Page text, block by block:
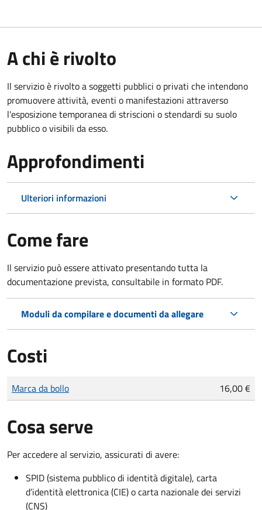
A chi è rivolto
Il servizio è rivolto a soggetti pubblici o privati che intendono
promuovere attività, eventi o manifestazioni attraverso
l'esposizione temporanea di striscioni o stendardi su suolo
pubblico o visibili da esso.
Approfondimenti
Ulteriori informazioni
Come fare
Il servizio può essere attivato presentando tutta la
documentazione prevista, consultabile in formato PDF.
Moduli da compilare e documenti da allegare
Costi
Tipo di pagamento
Importo
Marca da bollo 16,00 €
Cosa serve
Per accedere al servizio, assicurati di avere:
SPID (sistema pubblico di identità digitale), carta
d’identità elettronica (CIE) o carta nazionale dei servizi
(CNS)